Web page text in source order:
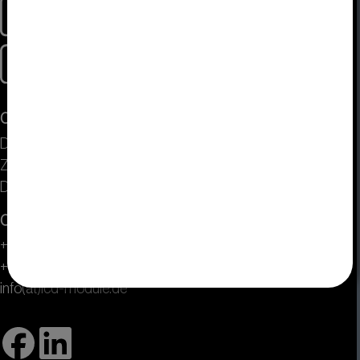
Contact
DISPLAY VISIONS GmbH
Zeppelinstr. 19
D-82205 Gilching près de Munich
Centre de service
+49 (0) 8105 / 77 80 90
+49 (0) 8105 / 77 80 99
info(at)lcd-module.de